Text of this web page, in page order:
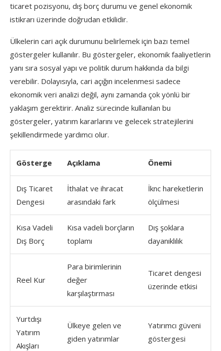
ticaret pozisyonu, dış borç durumu ve genel ekonomik
istikrarı üzerinde doğrudan etkilidir.
Ülkelerin cari açık durumunu belirlemek için bazı temel
göstergeler kullanılır. Bu göstergeler, ekonomik faaliyetlerin
yanı sıra sosyal yapı ve politik durum hakkında da bilgi
verebilir. Dolayısıyla, cari açığın incelenmesi sadece
ekonomik veri analizi değil, aynı zamanda çok yönlü bir
yaklaşım gerektirir. Analiz sürecinde kullanılan bu
göstergeler, yatırım kararlarını ve gelecek stratejilerini
şekillendirmede yardımcı olur.
Gösterge Açıklama Önemi
Dış Ticaret
Dengesi
İthalat ve ihracat
arasındaki fark
İknc hareketlerin
ölçülmesi
Kısa Vadeli
Dış Borç
Kısa vadeli borçların
toplamı
Dış şoklara
dayanıklılık
Reel Kur
Para birimlerinin
değer
karşılaştırması
Ticaret dengesi
üzerinde etkisi
Yurtdışı
Yatırım
Akışları
Ülkeye gelen ve
giden yatırımlar
Yatırımcı güveni
göstergesi